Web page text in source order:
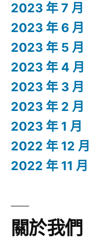
2023 年 7 月
2023 年 6 月
2023 年 5 月
2023 年 4 月
2023 年 3 月
2023 年 2 月
2023 年 1 月
2022 年 12 月
2022 年 11 月
關於我們